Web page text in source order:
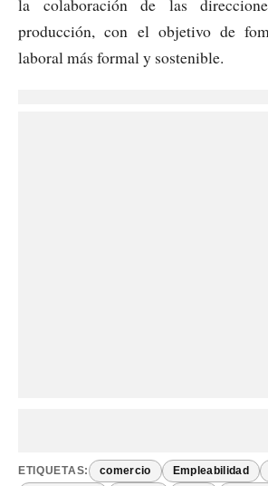
producción, con el objetivo de
laboral más formal y sostenible.
ETIQUETAS: comercio Empleabilidad